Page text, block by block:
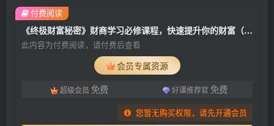
《终极财富秘密》财商学习必修课程，快速提升你的财富（18节视频课）
此内容为付费阅读，请付费后查看
会员专属资源
超级会员 免费 好课推荐官 免费
您暂无购买权限，请先开通会员
付费阅读